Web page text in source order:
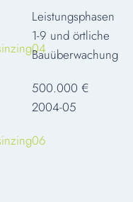
Leistungsphasen
1-9 und örtliche
Bauüberwachung
500.000 €
2004-05